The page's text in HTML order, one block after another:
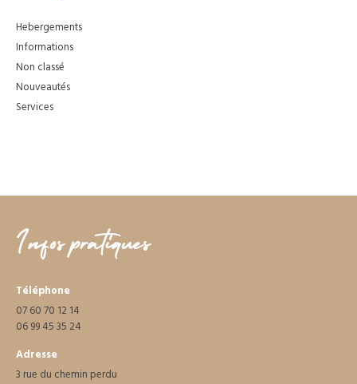
Hebergements
Informations
Non classé
Nouveautés
Services
Infos pratiques
Téléphone
07 60 70 12 14
06 99 45 35 24
Adresse
3 rue du chemin perdu